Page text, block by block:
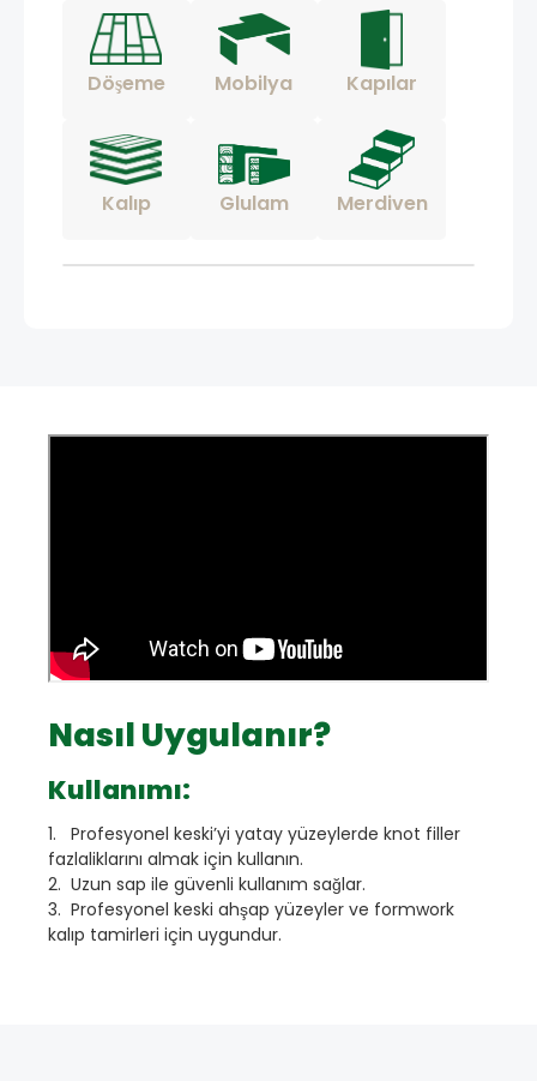
Döşeme Mobilya Kapılar
Kalıp Glulam Merdiven
Nasıl Uygulanır?
Kullanımı:
1. Profesyonel keski’yi yatay yüzeylerde knot filler
fazlaliklarını almak için kullanın.
2. Uzun sap ile güvenli kullanım sağlar.
3. Profesyonel keski ahşap yüzeyler ve formwork
kalıp tamirleri için uygundur.